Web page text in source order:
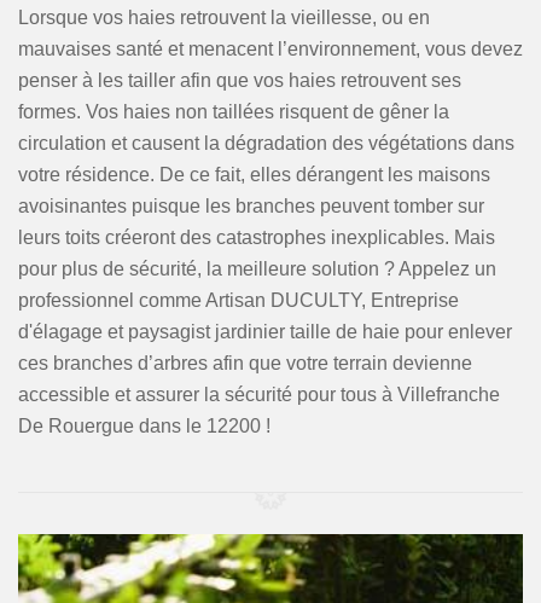
Lorsque vos haies retrouvent la vieillesse, ou en
mauvaises santé et menacent l’environnement, vous devez
penser à les tailler afin que vos haies retrouvent ses
formes. Vos haies non taillées risquent de gêner la
circulation et causent la dégradation des végétations dans
votre résidence. De ce fait, elles dérangent les maisons
avoisinantes puisque les branches peuvent tomber sur
leurs toits créeront des catastrophes inexplicables. Mais
pour plus de sécurité, la meilleure solution ? Appelez un
professionnel comme Artisan DUCULTY, Entreprise
d'élagage et paysagist jardinier taille de haie pour enlever
ces branches d’arbres afin que votre terrain devienne
accessible et assurer la sécurité pour tous à Villefranche
De Rouergue dans le 12200 !